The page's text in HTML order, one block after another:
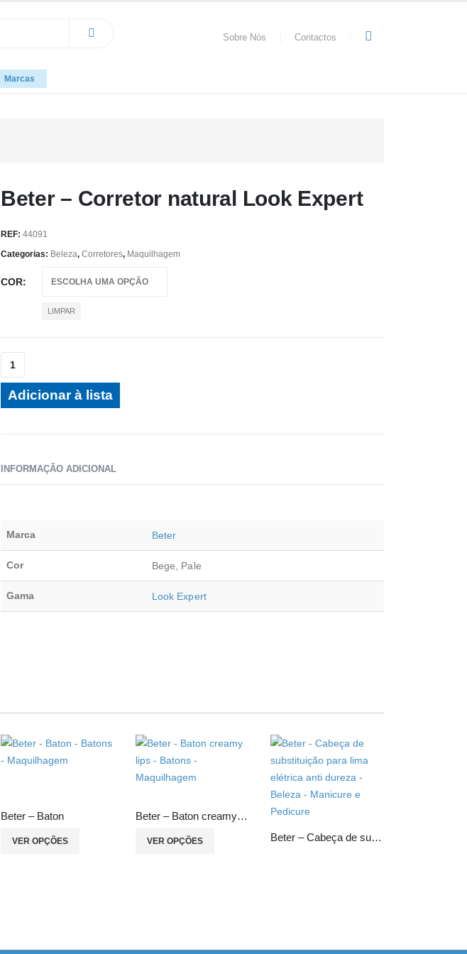
Sobre Nós Contactos
Marcas
Beter – Corretor natural Look Expert
REF: 44091
Categorias: Beleza, Corretores, Maquilhagem
COR
LIMPAR
Adicionar à lista
INFORMAÇÃO ADICIONAL
Marca Beter
Cor Bege, Pale
Gama Look Expert
Beter – Baton
VER OPÇÕES
Beter – Baton creamy lips
VER OPÇÕES Beter – Cabeça de substituição para lima elétrica anti dureza